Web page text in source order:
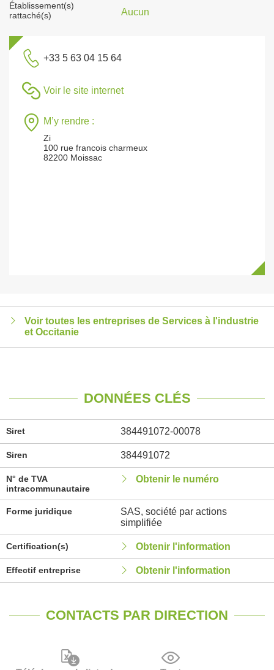
Établissement(s)
rattaché(s)
Aucun
+33 5 63 04 15 64
Voir le site internet
M’y rendre :
Zi
100 rue francois charmeux
82200 Moissac
Voir toutes les entreprises de Services à l'industrie
et Occitanie
DONNÉES CLÉS
Siret 384491072-00078
Siren 384491072
N° de TVA
intracommunautaire
Obtenir le numéro
Forme juridique
SAS, société par actions
simplifiée
Certification(s) Obtenir l'information
Effectif entreprise Obtenir l'information
CONTACTS PAR DIRECTION